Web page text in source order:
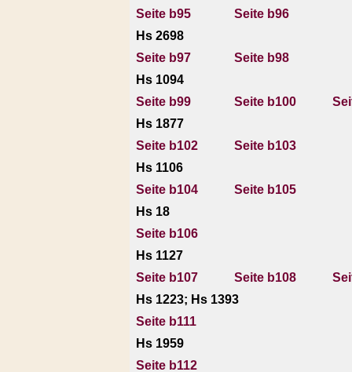
Seite b95
Seite b96
Hs 2698
Seite b97
Seite b98
Hs 1094
Seite b99
Seite b100
Hs 1877
Seite b102
Seite b103
Hs 1106
Seite b104
Seite b105
Hs 18
Seite b106
Hs 1127
Seite b107
Seite b108
Hs 1223; Hs 1393
Seite b111
Hs 1959
Seite b112